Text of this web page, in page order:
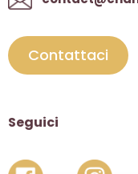
Contattaci
Seguici